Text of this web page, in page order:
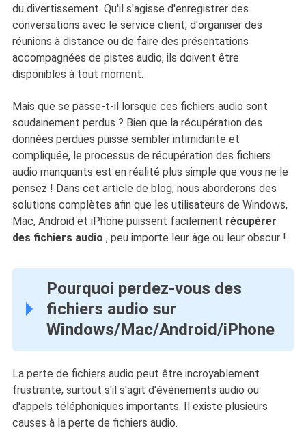
du divertissement. Qu'il s'agisse d'enregistrer des
conversations avec le service client, d'organiser des
réunions à distance ou de faire des présentations
accompagnées de pistes audio, ils doivent être
disponibles à tout moment.
Mais que se passe-t-il lorsque ces fichiers audio sont
soudainement perdus ? Bien que la récupération des
données perdues puisse sembler intimidante et
compliquée, le processus de récupération des fichiers
audio manquants est en réalité plus simple que vous ne le
pensez ! Dans cet article de blog, nous aborderons des
solutions complètes afin que les utilisateurs de Windows,
Mac, Android et iPhone puissent facilement récupérer
des fichiers audio , peu importe leur âge ou leur obscur !
Pourquoi perdez-vous des
fichiers audio sur
Windows/Mac/Android/iPhone
La perte de fichiers audio peut être incroyablement
frustrante, surtout s'il s'agit d'événements audio ou
d'appels téléphoniques importants. Il existe plusieurs
causes à la perte de fichiers audio.